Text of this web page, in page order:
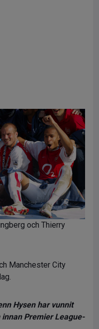
och Thierry
Manchester City
Hysen har vunnit
Premier League-